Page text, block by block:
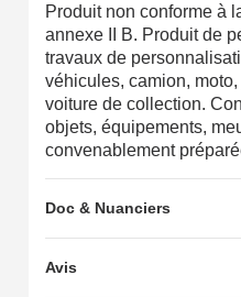
Produit non conforme à
annexe II B. Produit de
travaux de
véhicules, camion,
voiture de collection.
objets, équipements,
convenablement
Doc & Nuanciers
Avis